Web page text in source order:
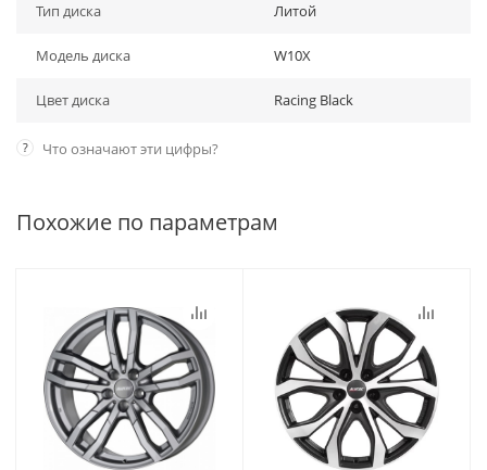
Тип диска Литой
Модель диска W10X
Цвет диска Racing Black
? Что означают эти цифры?
Похожие по параметрам